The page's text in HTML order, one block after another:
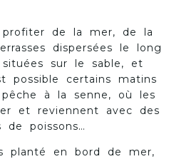
de la mer, de la
dispersées le long
sur le sable, et
possible certains matins
pêche à la senne, où les
et reviennent avec des
de poissons…
planté en bord de mer,